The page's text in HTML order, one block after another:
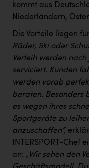
Vorlagenportal
Wirtschaftskammer
ZULuft - Zukunft Luft
Österreichisches
Wirtschaftskammer
Dopgas
kommt aus
Niederländern,
Die Vorteile liegen
Räder, Ski oder
Verleih werden
serviciert. Kunden
werden vorab
beraten. Besonders
es wegen ihres
Sportgeräte zu
anzuschaffen“,
INTERSPORT-Chef
an: „Wir sehen den